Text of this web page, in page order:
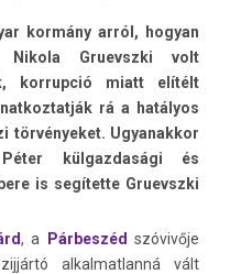
kormány arról, hogyan
Nikola Gruevszki volt
korrupció miatt elítélt
rá a hatályos
törvényeket. Ugyanakkor
külgazdasági és
is segítette Gruevszki
, a Párbeszéd szóvivője
alkalmatlanná vált